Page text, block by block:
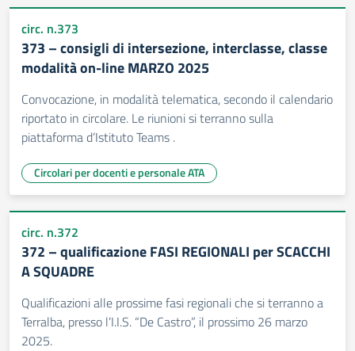
circ. n.373
373 – consigli di intersezione, interclasse, classe
modalità on-line MARZO 2025
Convocazione, in modalità telematica, secondo il calendario
riportato in circolare. Le riunioni si terranno sulla
piattaforma d’Istituto Teams .
Circolari per docenti e personale ATA
circ. n.372
372 – qualificazione FASI REGIONALI per SCACCHI
A SQUADRE
Qualificazioni alle prossime fasi regionali che si terranno a
Terralba, presso l’I.I.S. “De Castro”, il prossimo 26 marzo
2025.